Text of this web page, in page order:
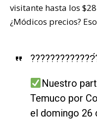
visitante hasta los
¿Módicos precios?
Nuestro
Temuco por
el domingo 26